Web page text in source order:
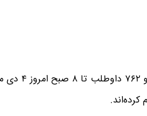
تعداد